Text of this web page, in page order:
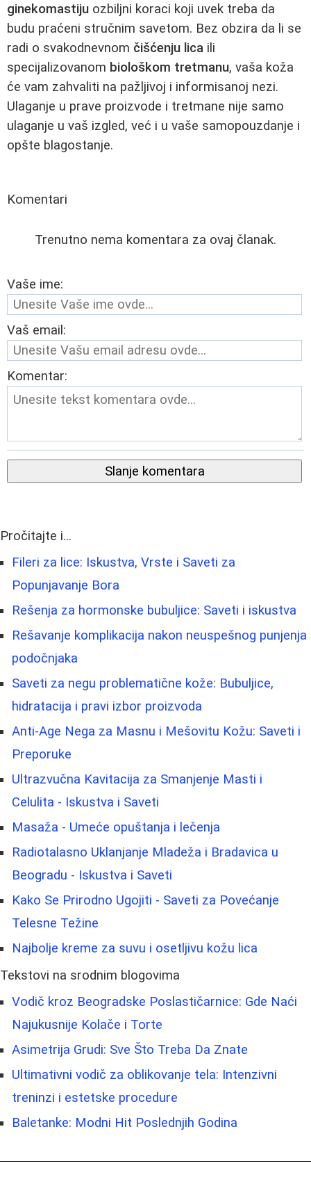
ginekomastiju ozbiljni koraci koji uvek treba da
budu praćeni stručnim savetom. Bez obzira da li se
radi o svakodnevnom čišćenju lica ili
specijalizovanom biološkom tretmanu, vaša koža
će vam zahvaliti na pažljivoj i informisanoj nezi.
Ulaganje u prave proizvode i tretmane nije samo
ulaganje u vaš izgled, već i u vaše samopouzdanje i
opšte blagostanje.
Komentari
Trenutno nema komentara za ovaj članak.
Vaše ime:
Vaš email:
Komentar:
Slanje komentara
Pročitajte i...
Fileri za lice: Iskustva, Vrste i Saveti za
Popunjavanje Bora
Rešenja za hormonske bubuljice: Saveti i iskustva
Rešavanje komplikacija nakon neuspešnog punjenja
podočnjaka
Saveti za negu problematične kože: Bubuljice,
hidratacija i pravi izbor proizvoda
Anti-Age Nega za Masnu i Mešovitu Kožu: Saveti i
Preporuke
Ultrazvučna Kavitacija za Smanjenje Masti i
Celulita - Iskustva i Saveti
Masaža - Umeće opuštanja i lečenja
Radiotalasno Uklanjanje Mladeža i Bradavica u
Beogradu - Iskustva i Saveti
Kako Se Prirodno Ugojiti - Saveti za Povećanje
Telesne Težine
Najbolje kreme za suvu i osetljivu kožu lica
Tekstovi na srodnim blogovima
Vodič kroz Beogradske Poslastičarnice: Gde Naći
Najukusnije Kolače i Torte
Asimetrija Grudi: Sve Što Treba Da Znate
Ultimativni vodič za oblikovanje tela: Intenzivni
treninzi i estetske procedure
Baletanke: Modni Hit Poslednjih Godina